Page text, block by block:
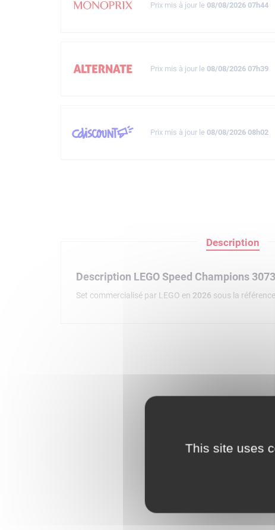
Prix mis à jour le 08/08/2026 07h44
Prix mis à jour le 08/08/2026 07h39
Prix mis à jour le 08/08/2026 08h02
Description
Description LEGO Speed Champions
Set commercialisé par LEGO en 2026 sous la
This site uses